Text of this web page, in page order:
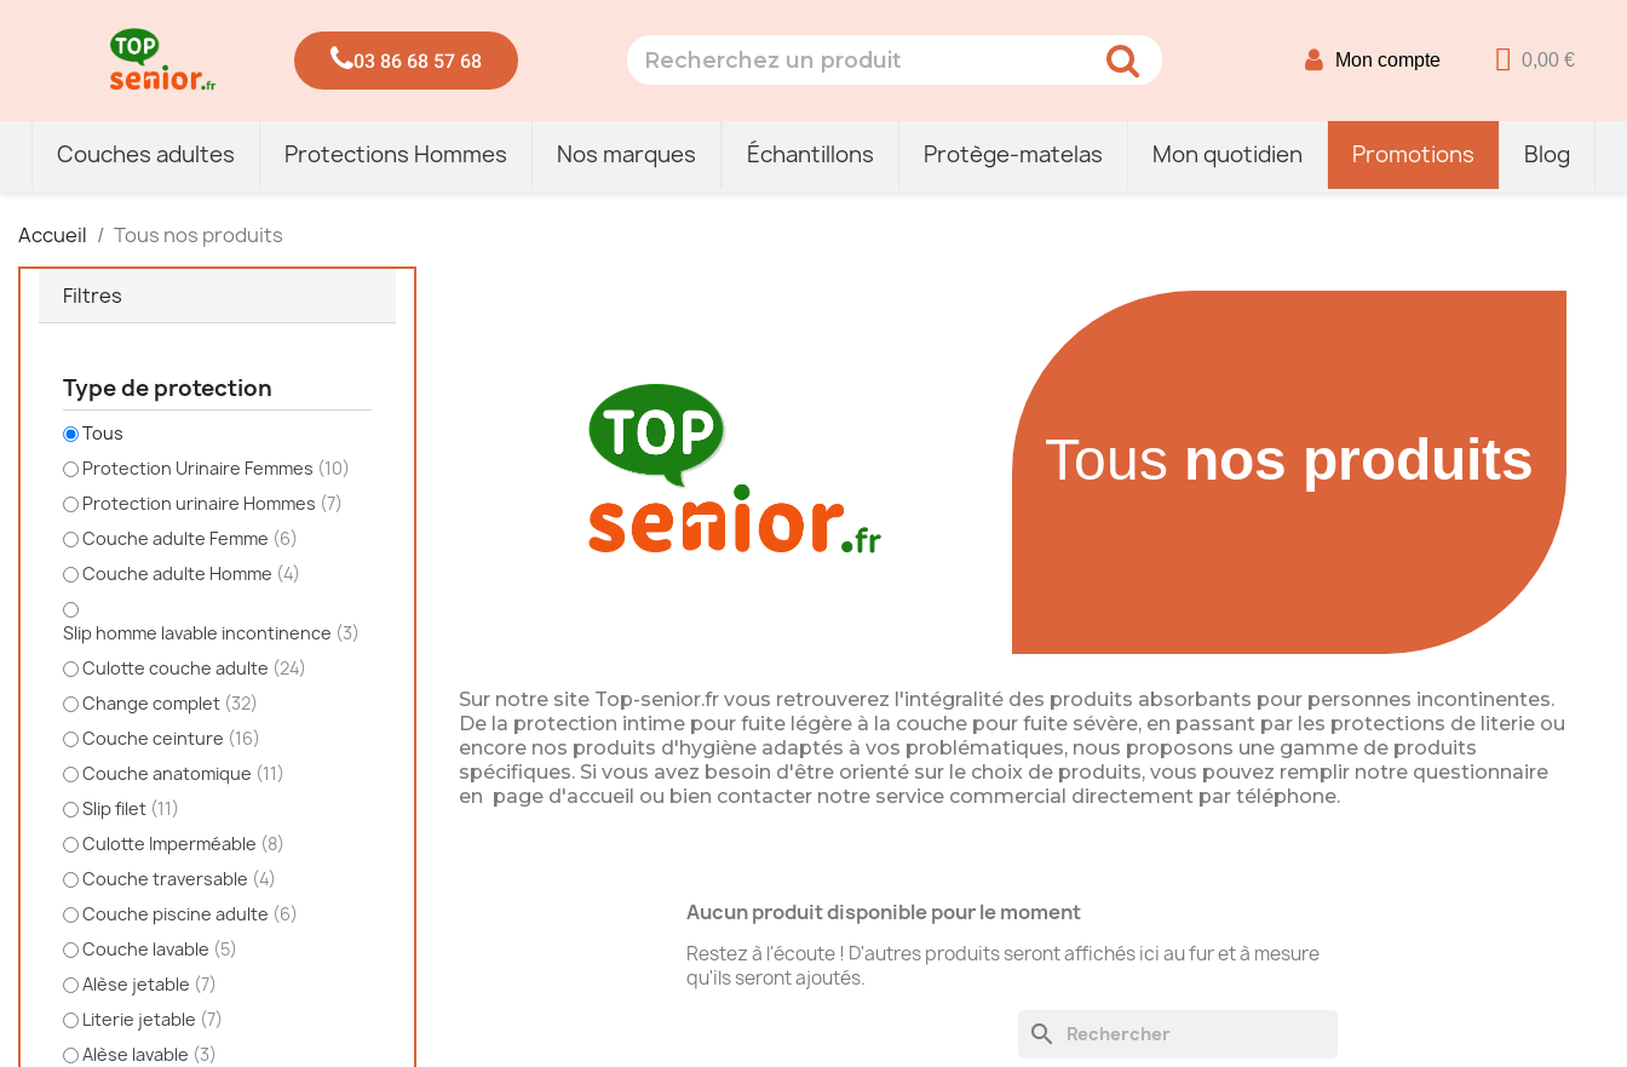
03 86 68 57 68 Mon compte 0,00 €
Couches adultes Protections Hommes Nos marques Échantillons Protège-matelas Mon quotidien Promotions Blog
Accueil Tous nos produits
Filtres
Type de protection
Tous
Protection Urinaire Femmes (10)
Protection urinaire Hommes (7)
Couche adulte Femme (6)
Couche adulte Homme (4)
Slip homme lavable incontinence (3)
Culotte couche adulte (24)
Change complet (32)
Couche ceinture (16)
Couche anatomique (11)
Slip filet (11)
Culotte Imperméable (8)
Couche traversable (4)
Couche piscine adulte (6)
Couche lavable (5)
Alèse jetable (7)
Literie jetable (7)
Alèse lavable (3)
Tous nos produits
Sur notre site Top-senior.fr vous retrouverez l'intégralité des produits absorbants pour personnes incontinentes.
De la protection intime pour fuite légère à la couche pour fuite sévère, en passant par les protections de literie ou
encore nos produits d'hygiène adaptés à vos problématiques, nous proposons une gamme de produits
spécifiques. Si vous avez besoin d'être orienté sur le choix de produits, vous pouvez remplir notre questionnaire
en page d'accueil ou bien contacter notre service commercial directement par téléphone.
Aucun produit disponible pour le moment
Restez à l'écoute ! D'autres produits seront affichés ici au fur et à mesure
qu'ils seront ajoutés.
search